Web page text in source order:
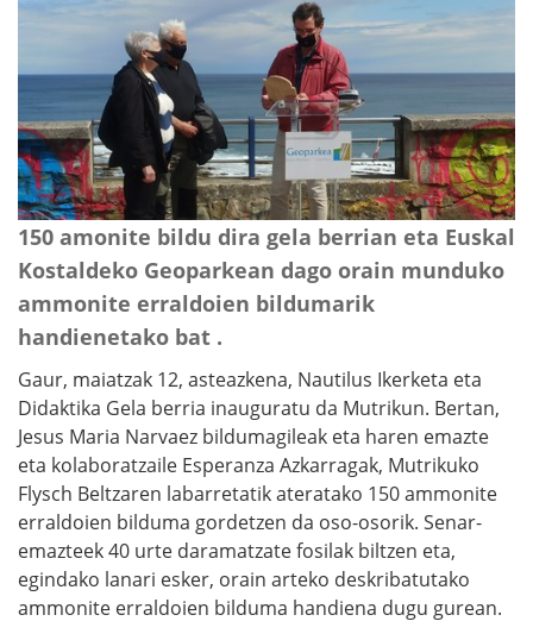
150 amonite bildu dira gela berrian eta Euskal
Kostaldeko Geoparkean dago orain munduko
ammonite erraldoien bildumarik
handienetako bat .
Gaur, maiatzak 12, asteazkena, Nautilus Ikerketa eta
Didaktika Gela berria inauguratu da Mutrikun. Bertan,
Jesus Maria Narvaez bildumagileak eta haren emazte
eta kolaboratzaile Esperanza Azkarragak, Mutrikuko
Flysch Beltzaren labarretatik ateratako 150 ammonite
erraldoien bilduma gordetzen da oso-osorik. Senar-
emazteek 40 urte daramatzate fosilak biltzen eta,
egindako lanari esker, orain arteko deskribatutako
ammonite erraldoien bilduma handiena dugu gurean.